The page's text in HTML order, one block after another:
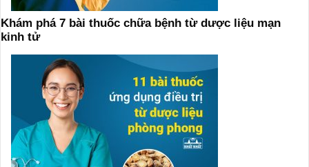
Khám phá 7 bài thuốc chữa bệnh từ dược liệu mạn
kinh tử